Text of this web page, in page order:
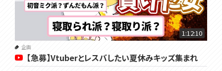
1:12:10
企画
【急募】Vtuberとレスバしたい夏休みキッズ集まれ